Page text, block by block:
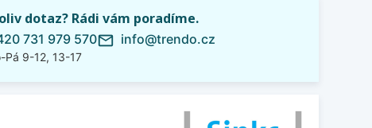
dotaz? Rádi vám poradíme.
731 979 570
Pá 9-12, 13-17
mail_outline info@trendo.cz